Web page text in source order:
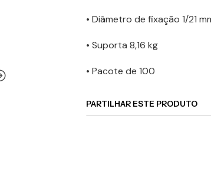
• Diâmetro de fixação 1/21
• Suporta 8,16 kg
• Pacote de 100
PARTILHAR ESTE PRODUTO